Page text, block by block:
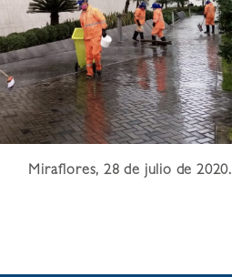
Miraflores, 28 de julio de 2020.